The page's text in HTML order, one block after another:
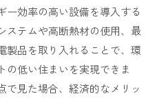
ー効率の高い設備を導入する
ステムや高断熱材の使用、最
製品を取り入れることで、環
の低い住まいを実現できま
で見た場合、経済的なメリッ